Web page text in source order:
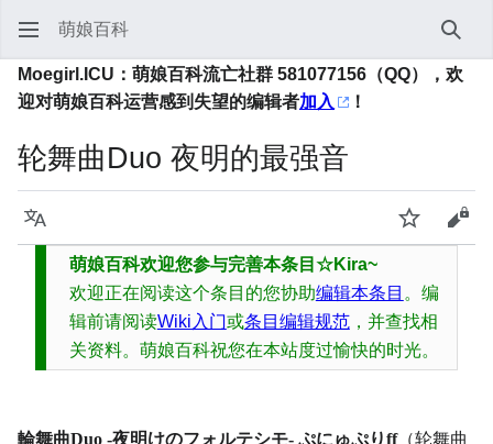
萌娘百科
搜索
Moegirl.ICU：萌娘百科流亡社群 581077156（QQ），欢
迎对萌娘百科运营感到失望的编辑者加入 ！
轮舞曲Duo 夜明的最强音
语言 监视
查
萌娘百科欢迎您参与完善本条目☆Kira~
欢迎正在阅读这个条目的您协助编辑本条目 。编
辑前请阅读Wiki入门或条目编辑规范，并查找相
关资料。萌娘百科祝您在本站度过愉快的时光。
輪舞曲Duo -夜明けのフォルテシモ- ぷにゅぷりff（轮舞曲